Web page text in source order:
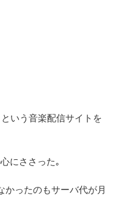
いう音楽配信サイトを
にささった｡
かったのもサーバ代が月